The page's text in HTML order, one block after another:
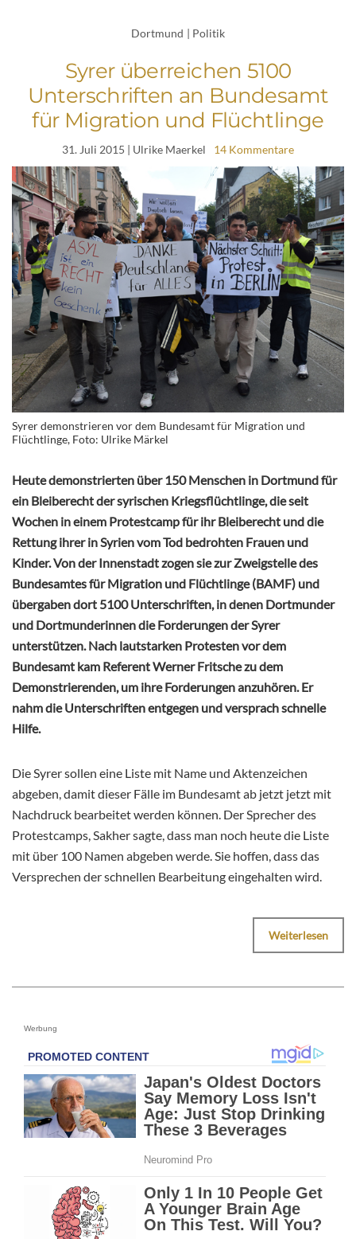
Dortmund | Politik
Syrer überreichen 5100
Unterschriften an Bundesamt
für Migration und Flüchtlinge
31. Juli 2015 | Ulrike Maerkel 14 Kommentare
Syrer demonstrieren vor dem Bundesamt für Migration und
Flüchtlinge, Foto: Ulrike Märkel
Heute demonstrierten über 150 Menschen in Dortmund für
ein Bleiberecht der syrischen Kriegsflüchtlinge, die seit
Wochen in einem Protestcamp für ihr Bleiberecht und die
Rettung ihrer in Syrien vom Tod bedrohten Frauen und
Kinder. Von der Innenstadt zogen sie zur Zweigstelle des
Bundesamtes für Migration und Flüchtlinge (BAMF) und
übergaben dort 5100 Unterschriften, in denen Dortmunder
und Dortmunderinnen die Forderungen der Syrer
unterstützen. Nach lautstarken Protesten vor dem
Bundesamt kam Referent Werner Fritsche zu dem
Demonstrierenden, um ihre Forderungen anzuhören. Er
nahm die Unterschriften entgegen und versprach schnelle
Hilfe.
Die Syrer sollen eine Liste mit Name und Aktenzeichen
abgeben, damit dieser Fälle im Bundesamt ab jetzt jetzt mit
Nachdruck bearbeitet werden können. Der Sprecher des
Protestcamps, Sakher sagte, dass man noch heute die Liste
mit über 100 Namen abgeben werde. Sie hoffen, dass das
Versprechen der schnellen Bearbeitung eingehalten wird.
Weiterlesen
Werbung